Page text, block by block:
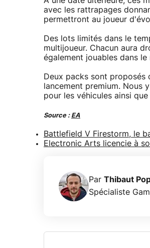
avec les rattrapages
permettront au joueur
Des lots limités dans le
multijoueur. Chacun aura
également jouables dans
Deux packs sont proposés
lancement premium. Nous
pour les véhicules ainsi que
Source : EA
Battlefield V Firestorm, le
Electronic Arts licencie à
Par Thibaut
Spécialiste